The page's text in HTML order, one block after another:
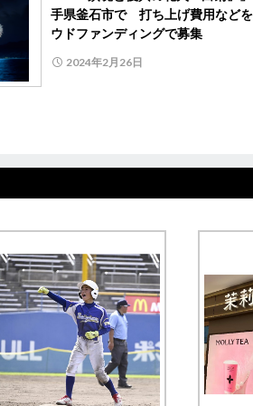
手県釜石市で 打ち上げ費用など
ウドファンディングで募集
2024年2月26日